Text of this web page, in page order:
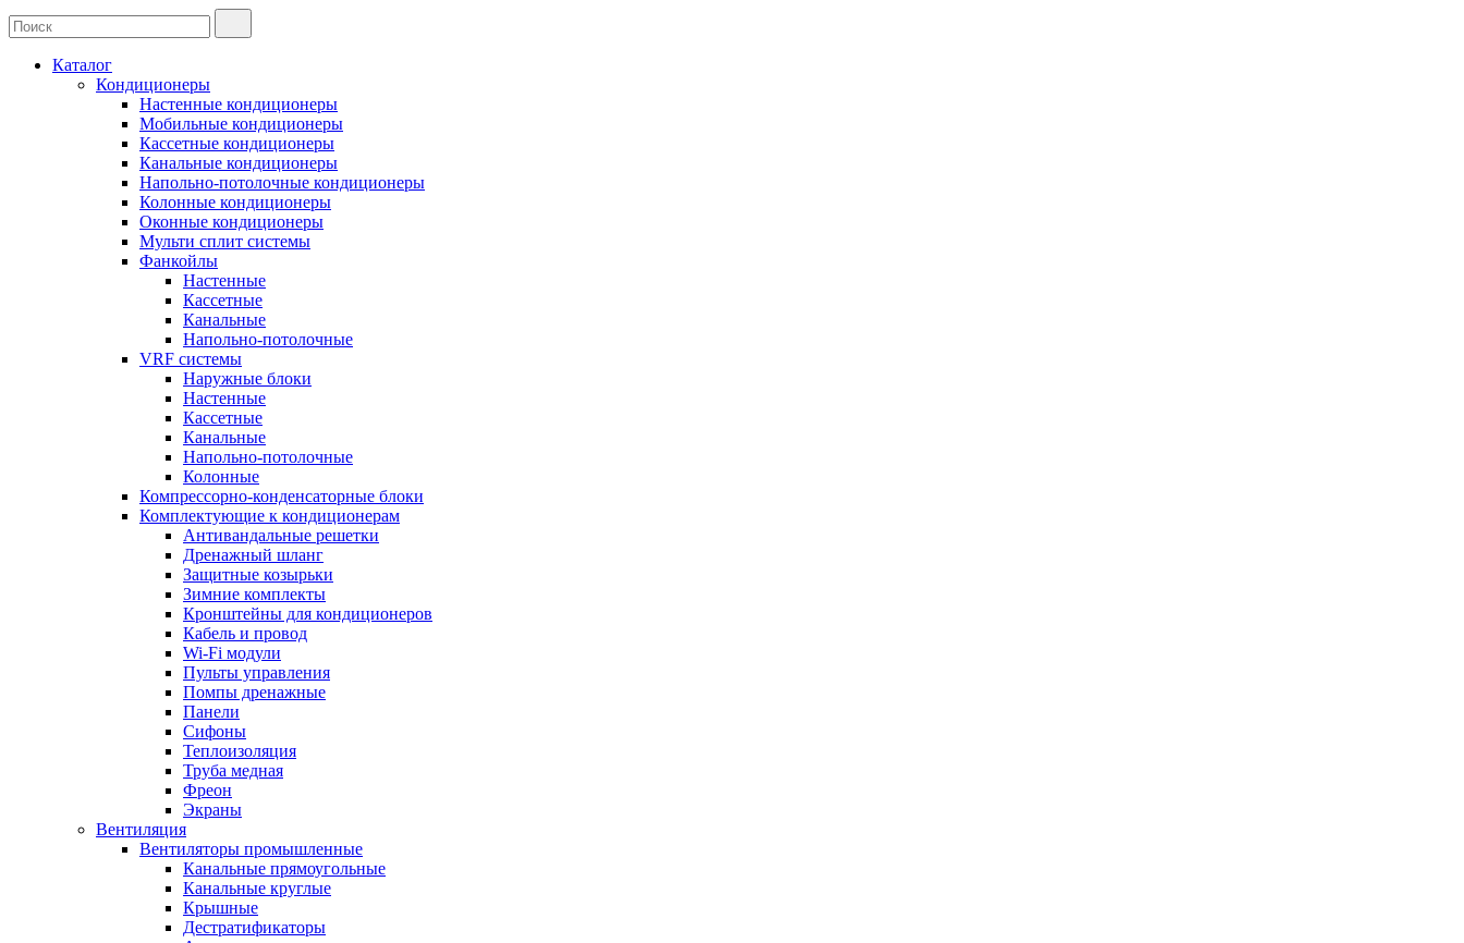
Каталог
Кондиционеры
Настенные кондиционеры
Мобильные кондиционеры
Кассетные кондиционеры
Канальные кондиционеры
Напольно-потолочные кондиционеры
Колонные кондиционеры
Оконные кондиционеры
Мульти сплит системы
Фанкойлы
Настенные
Кассетные
Канальные
Напольно-потолочные
VRF системы
Наружные блоки
Настенные
Кассетные
Канальные
Напольно-потолочные
Колонные
Компрессорно-конденсаторные блоки
Комплектующие к кондиционерам
Антивандальные решетки
Дренажный шланг
Защитные козырьки
Зимние комплекты
Кронштейны для кондиционеров
Кабель и провод
Wi-Fi модули
Пульты управления
Помпы дренажные
Панели
Сифоны
Теплоизоляция
Труба медная
Фреон
Экраны
Вентиляция
Вентиляторы промышленные
Канальные прямоугольные
Канальные круглые
Крышные
Дестратификаторы